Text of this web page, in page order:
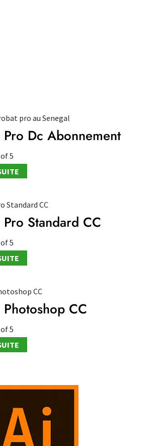
Dc Abonnement
5
Standard CC
5
CC
5